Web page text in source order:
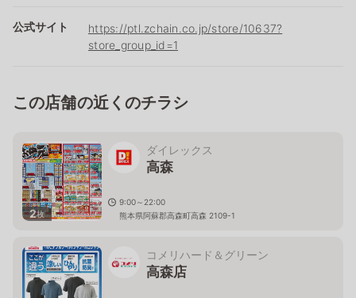
公式サイト
https://ptl.zchain.co.jp/store/10637?
store_group_id=1
この店舗の近くのチラシ
2枚
ダイレックス
高森
9:00～22:00
熊本県阿蘇郡高森町高森 2109-1
コメリハード＆グリーン
高森店